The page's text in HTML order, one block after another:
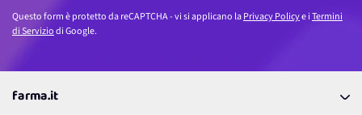
Questo form è protetto da reCAPTCHA - vi si applicano laPrivacy Policye iTermini
di Serviziodi Google.
farma.it